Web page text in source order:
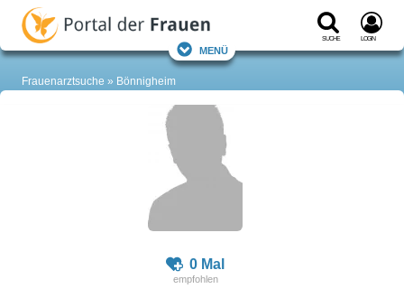
Suche Login
Menü
Frauenarztsuche Bönnigheim
0 Mal